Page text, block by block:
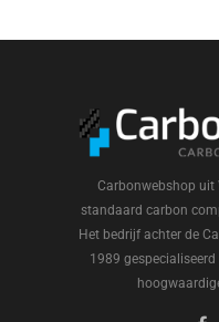
Carbonwebshop uit
standaard carbon
Het bedrijf achter de
1989